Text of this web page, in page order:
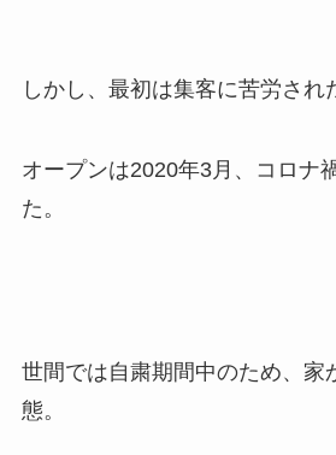
しかし、最初は集客に苦労され
オープンは2020年3月、コロナ
た。
世間では自粛期間中のため、家
態。